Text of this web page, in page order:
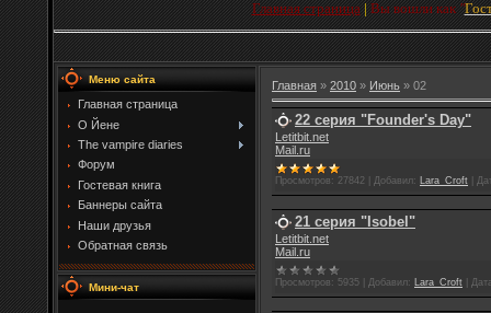
Главная страница | Вы вошли как "
Меню сайта
Главная страница
О Йене
The vampire diaries
Форум
Гостевая книга
Баннеры сайта
Наши друзья
Обратная связь
Мини-чат
Главная » 2010 » Июнь » 02
22 серия "Founder's Day"
Letitbit.net
Mail.ru
Просмотров: 27842 Добавил: Lara_Croft
21 серия "Isobel"
Letitbit.net
Mail.ru
Просмотров: 5935 Добавил: Lara_Croft